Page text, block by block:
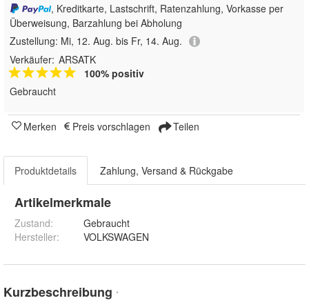
, Kreditkarte, Lastschrift, Ratenzahlung, Vorkasse per
Überweisung, Barzahlung bei Abholung
Zustellung: Mi, 12. Aug. bis Fr, 14. Aug.
Verkäufer: ARSATK
100% positiv
Gebraucht
Merken Preis vorschlagen Teilen
Produktdetails Zahlung, Versand & Rückgabe
Artikelmerkmale
Zustand:
Gebraucht
Hersteller: VOLKSWAGEN
Kurzbeschreibung *